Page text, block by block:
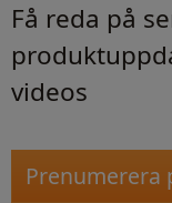
Få reda på
videos
Prenumerera